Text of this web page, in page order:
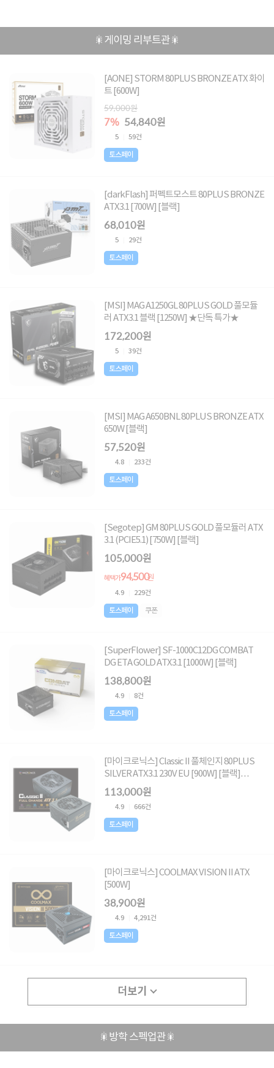
🎇게이밍 리부트관🎇
[AONE] STORM 80PLUS BRONZE ATX 화이
트 [600W]
59,000원
7% 54,840원
5 59건
토스페이
[darkFlash] 퍼펙트모스트 80PLUS BRONZE
ATX3.1 [700W] [블랙]
68,010원
5 29건
토스페이
[MSI] MAG A1250GL 80PLUS GOLD 풀모듈
러 ATX3.1 블랙 [1250W] ★단독 특가★
172,200원
5 39건
토스페이
[MSI] MAG A650BNL 80PLUS BRONZE ATX
650W [블랙]
57,520원
4.8 233건
토스페이
[Segotep] GM 80PLUS GOLD 풀모듈러 ATX
3.1 (PCIE5.1) [750W] [블랙]
105,000원
혜택가94,500원
4.9 229건
토스페이 쿠폰
[SuperFlower] SF-1000C12DG COMBAT
DG ETA GOLD ATX3.1 [1000W] [블랙]
138,800원
4.9 8건
토스페이
[마이크로닉스] Classic II 풀체인지 80PLUS
SILVER ATX3.1 230V EU [900W] [블랙]
(PCIE5.1)
113,000원
4.9 666건
토스페이
[마이크로닉스] COOLMAX VISION II ATX
[500W]
38,900원
4.9 4,291건
토스페이
더보기
🎇방학 스펙업관🎇